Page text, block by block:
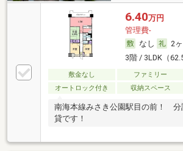
6.40万円
管理費-
なし
2
3階 / 3LDK（
敷金なし ファミリー
オートロック付き
収納スペース
南海本線みさき公園駅目の前！ 分
貸です！